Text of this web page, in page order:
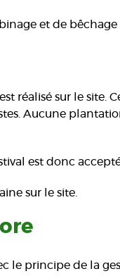
binage et de
réalisé sur le site.
Aucune
est donc
sur le site.
le principe de la